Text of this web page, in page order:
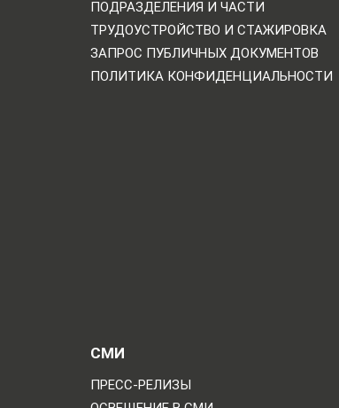
ПОДРАЗДЕЛЕНИЯ И ЧАСТИ
ТРУДОУСТРОЙСТВО И СТАЖИРОВКА
ЗАПРОС ПУБЛИЧНЫХ ДОКУМЕНТОВ
ПОЛИТИКА КОНФИДЕНЦИАЛЬНОСТИ
СМИ
ПРЕСС-РЕЛИЗЫ